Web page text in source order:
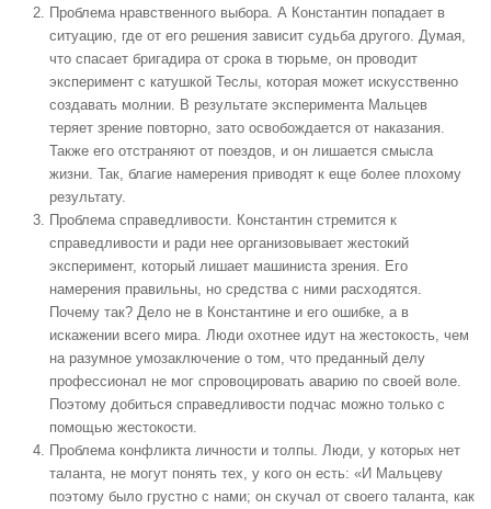
Проблема нравственного выбора. А Константин попадает в
ситуацию, где от его решения зависит судьба другого. Думая,
что спасает бригадира от срока в тюрьме, он проводит
эксперимент с катушкой Теслы, которая может искусственно
создавать молнии. В результате эксперимента Мальцев
теряет зрение повторно, зато освобождается от наказания.
Также его отстраняют от поездов, и он лишается смысла
жизни. Так, благие намерения приводят к еще более плохому
результату.
Проблема справедливости. Константин стремится к
справедливости и ради нее организовывает жестокий
эксперимент, который лишает машиниста зрения. Его
намерения правильны, но средства с ними расходятся.
Почему так? Дело не в Константине и его ошибке, а в
искажении всего мира. Люди охотнее идут на жестокость, чем
на разумное умозаключение о том, что преданный делу
профессионал не мог спровоцировать аварию по своей воле.
Поэтому добиться справедливости подчас можно только с
помощью жестокости.
Проблема конфликта личности и толпы. Люди, у которых нет
таланта, не могут понять тех, у кого он есть: «И Мальцеву
поэтому было грустно с нами; он скучал от своего таланта, как